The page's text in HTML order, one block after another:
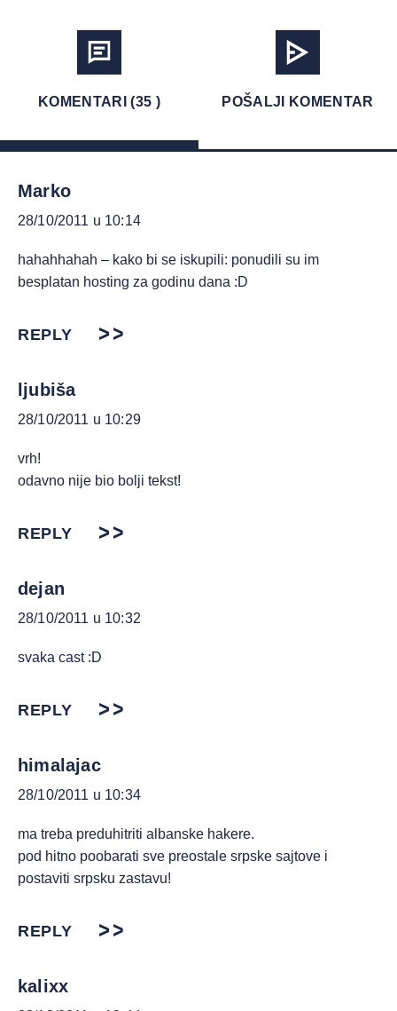
KOMENTARI (35 ) POŠALJI KOMENTAR
Marko
28/10/2011 u 10:14
hahahhahah – kako bi se iskupili: ponudili su im
besplatan hosting za godinu dana :D
REPLY
ljubiša
28/10/2011 u 10:29
vrh!
odavno nije bio bolji tekst!
REPLY
dejan
28/10/2011 u 10:32
svaka cast :D
REPLY
himalajac
28/10/2011 u 10:34
ma treba preduhitriti albanske hakere.
pod hitno poobarati sve preostale srpske sajtove i
postaviti srpsku zastavu!
REPLY
kalixx